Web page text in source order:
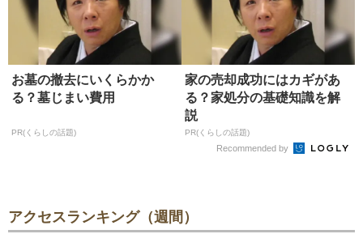
お墓の撤去にいくらかか
る？墓じまい費用
PR(くらしの話題)
家の売却成功にはカギがあ
る？家処分の基礎知識を解
説
PR(くらしの話題)
Recommended by
アクセスランキング（週間）